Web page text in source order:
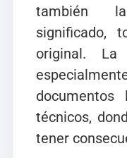
también
significado,
original. La
documentos
técnicos,
tener